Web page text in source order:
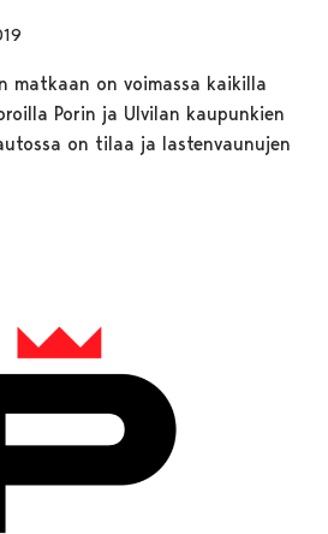
matkaan on voimassa kaikilla
Porin ja Ulvilan kaupunkien
on tilaa ja lastenvaunujen